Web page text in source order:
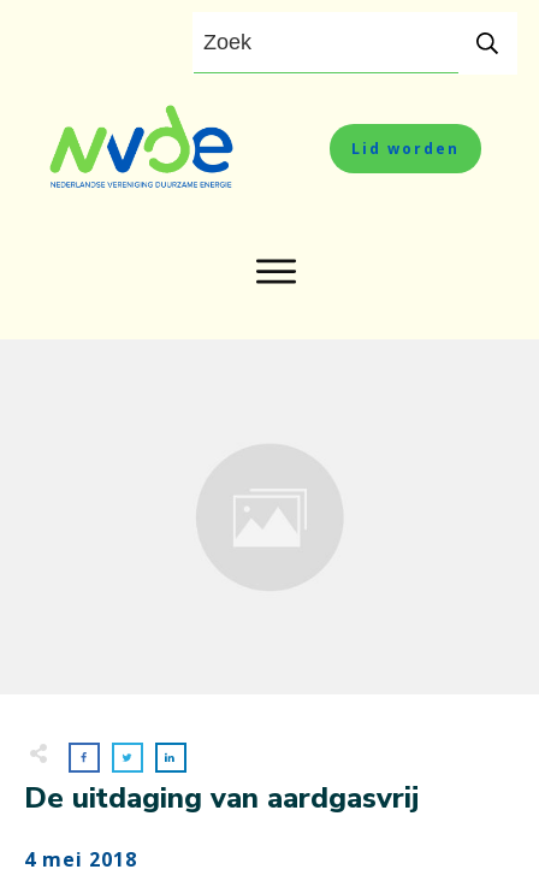
Lid worden
De uitdaging van aardgasvrij
4 mei 2018